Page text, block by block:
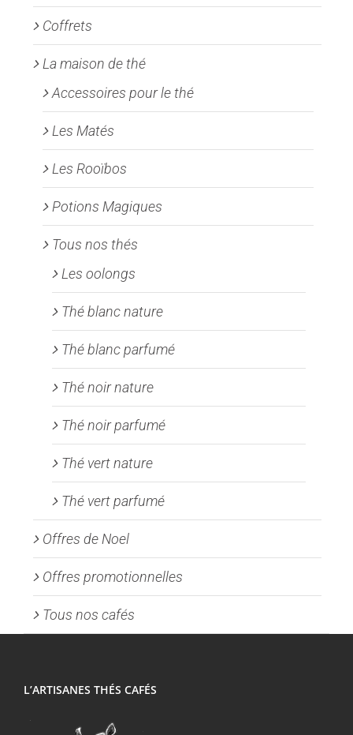
page
produit
Coffrets
La maison de thé
Accessoires pour le thé
Les Matés
Les Rooïbos
Potions Magiques
Tous nos thés
Les oolongs
Thé blanc nature
Thé blanc parfumé
Thé noir nature
Thé noir parfumé
Thé vert nature
Thé vert parfumé
Offres de Noel
Offres promotionnelles
Tous nos cafés
L’ARTISANES THÉS CAFÉS